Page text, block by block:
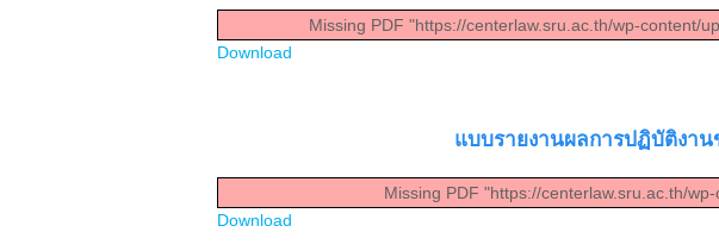
Missing PDF "https://centerlaw.sru.ac.th/wp-content/
Download
แบบรายงานผลการปฏิบัติงา
Missing PDF "https://centerlaw.sru.ac.th/
Download